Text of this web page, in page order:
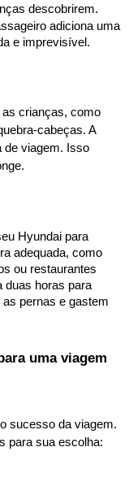
descobrirem.
adiciona uma
e imprevisível.
crianças, como
cabeças. A
de viagem. Isso
Hyundai para
adequada, como
ou restaurantes
duas horas para
pernas e gastem
uma viagem
sucesso da viagem.
para sua escolha: